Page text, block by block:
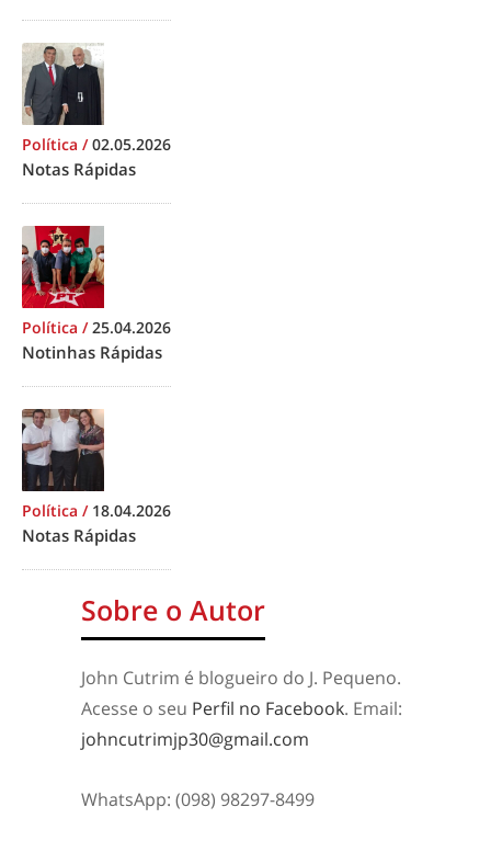
Política /02.05.2026
Notas Rápidas
Política /25.04.2026
Notinhas Rápidas
Política / 18.04.2026
Notas Rápidas
Sobre o Autor
John Cutrim é blogueiro do J. Pequeno.
Acesse o seu Perfil no Facebook. Email:
johncutrimjp30@gmail.com
WhatsApp: (098) 98297-8499